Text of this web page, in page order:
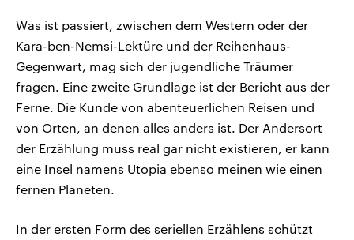
Was ist passiert, zwischen dem Western oder der
Kara-ben-Nemsi-Lektüre und der Reihenhaus-
Gegenwart, mag sich der jugendliche Träumer
fragen. Eine zweite Grundlage ist der Bericht aus der
Ferne. Die Kunde von abenteuerlichen Reisen und
von Orten, an denen alles anders ist. Der Andersort
der Erzählung muss real gar nicht existieren, er kann
eine Insel namens Utopia ebenso meinen wie einen
fernen Planeten.
In der ersten Form des seriellen Erzählens schützt